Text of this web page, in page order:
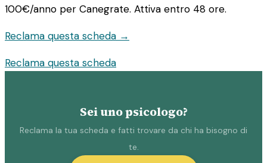
100€/anno per Canegrate. Attiva entro 48 ore.
Reclama questa scheda →
Reclama questa scheda
Sei uno psicologo?
Reclama la tua scheda e fatti trovare da chi ha bisogno di
te.